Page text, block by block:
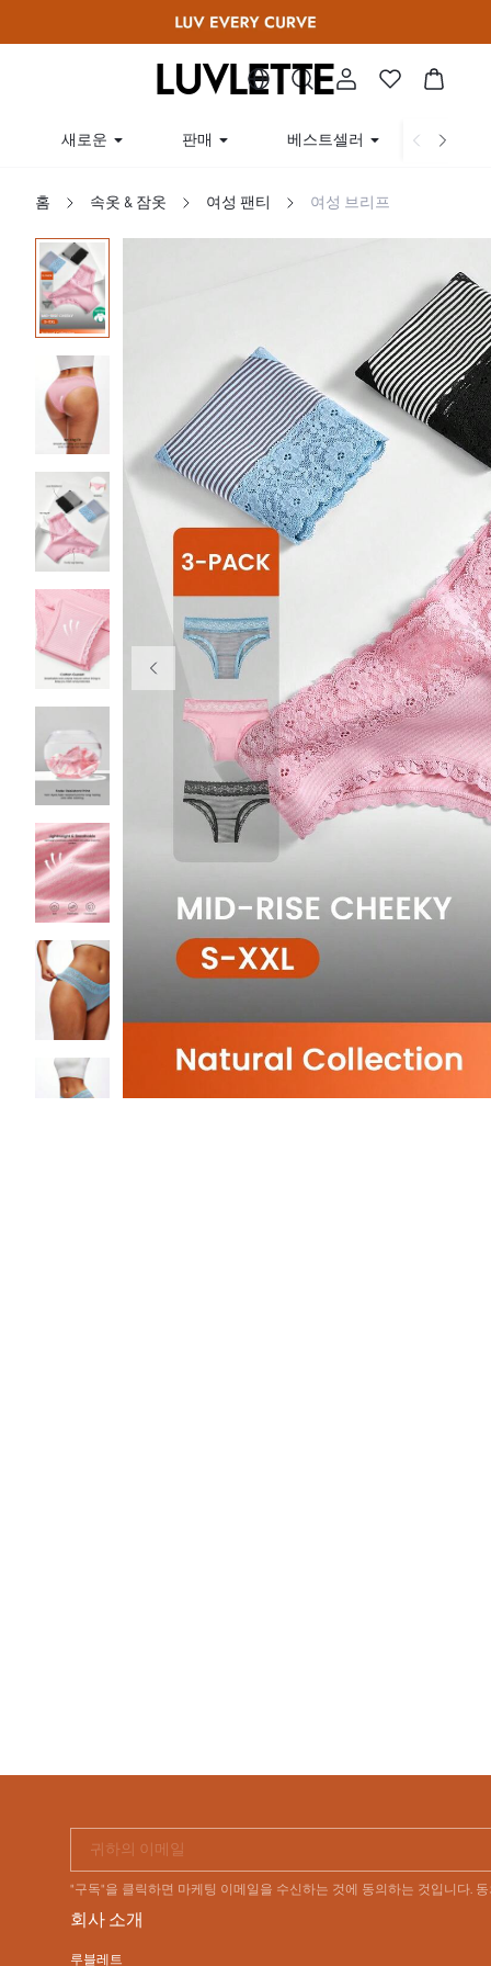
새로운 판매 베스트셀러 곡선
홈 속옷 & 잠옷 여성 팬티 여성 브리프
귀하의 이메일
"구독"을 클릭하면 마케팅 이메일을 수신하는 것에 동의하는 것입니다.
회사 소개
루블레트